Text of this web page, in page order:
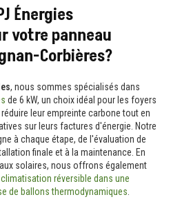
Énergies
votre panneau
Corbières?
, nous sommes spécialisés dans
de 6 kW, un choix idéal pour les foyers
leur empreinte carbone tout en
sur leurs factures d'énergie. Notre
à chaque étape, de l'évaluation de
finale et à la maintenance. En
solaires, nous offrons également
réversible dans une
de ballons thermodynamiques